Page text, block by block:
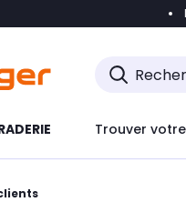
Accéder
Trouver